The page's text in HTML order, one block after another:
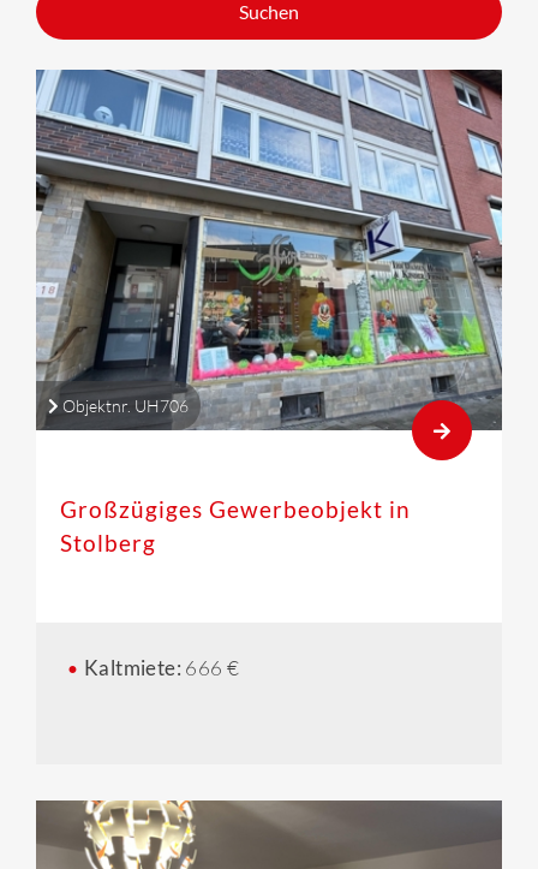
Objektnr. UH706
Großzügiges Gewerbeobjekt in
Stolberg
Kaltmiete: 666 €